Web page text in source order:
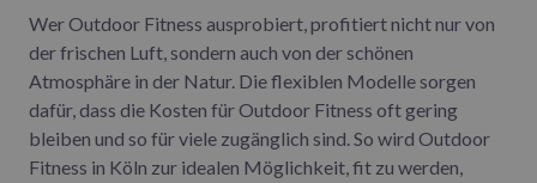
Wer Outdoor Fitness ausprobiert, profitiert nicht nur von
der frischen Luft, sondern auch von der schönen
Atmosphäre in der Natur. Die flexiblen Modelle sorgen
dafür, dass die Kosten für Outdoor Fitness oft gering
bleiben und so für viele zugänglich sind. So wird Outdoor
Fitness in Köln zur idealen Möglichkeit, fit zu werden,